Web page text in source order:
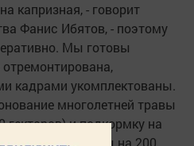
капризная, - говорит
Фанис Ибятов, - поэтому
Мы готовы
кадрами укомплектованы.
многолетней травы
гектаров) и подкормку на
озимые культуры на 200